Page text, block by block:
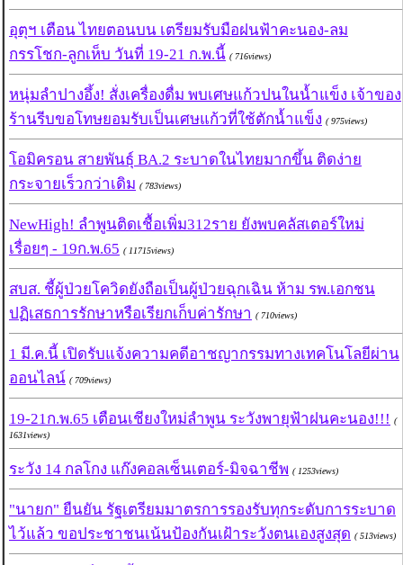
อุตุฯ เตือน ไทยตอนบน เตรียมรับมือฝนฟ้าคะนอง-ลม
กรรโชก-ลูกเห็บ วันที่ 19-21 ก.พ.นี้ ( 716views)
หนุ่มลำปางอึ้ง! สั่งเครื่องดื่ม พบเศษแก้วปนในน้ำแข็ง เจ้าของ
ร้านรีบขอโทษยอมรับเป็นเศษแก้วที่ใช้ตักน้ำแข็ง ( 975views)
โอมิครอน สายพันธุ์ BA.2 ระบาดในไทยมากขึ้น ติดง่าย
กระจายเร็วกว่าเดิม ( 783views)
NewHigh! ลำพูนติดเชื้อเพิ่ม312ราย ยังพบคลัสเตอร์ใหม่
เรื่อยๆ - 19ก.พ.65 ( 11715views)
สบส. ชี้ผู้ป่วยโควิดยังถือเป็นผู้ป่วยฉุกเฉิน ห้าม รพ.เอกชน
ปฏิเสธการรักษาหรือเรียกเก็บค่ารักษา ( 710views)
1 มี.ค.นี้ เปิดรับแจ้งความคดีอาชญากรรมทางเทคโนโลยีผ่าน
ออนไลน์ ( 709views)
19-21ก.พ.65 เตือนเชียงใหม่ลำพูน ระวังพายุฟ้าฝนคะนอง!!! (
1631views)
ระวัง 14 กลโกง แก๊งคอลเซ็นเตอร์-มิจฉาชีพ ( 1253views)
"นายก" ยืนยัน รัฐเตรียมมาตรการรองรับทุกระดับการระบาด
ไว้แล้ว ขอประชาชนเน้นป้องกันเฝ้าระวังตนเองสูงสุด ( 513views)